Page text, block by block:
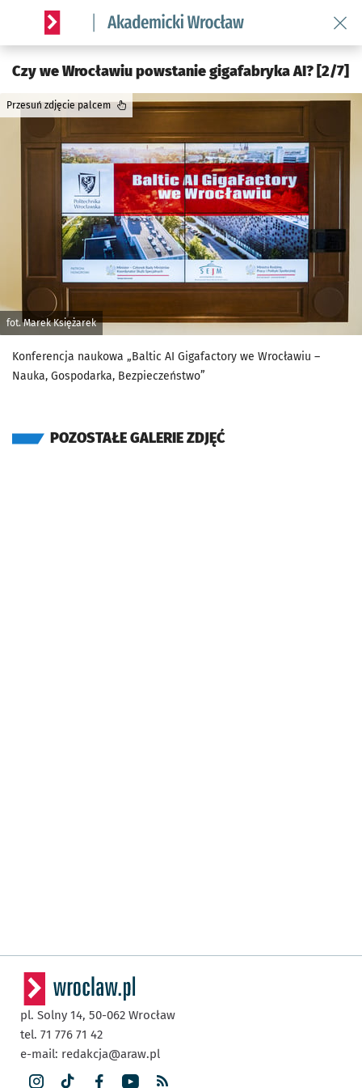
Serwis informacyjny wroclaw.pl podserwis: Akademicki
Czy we Wrocławiu powstanie gigafabryka AI? [2/7]
fot. Marek Księżarek
Przesuń zdjęcie palcem
Konferencja naukowa „Baltic AI Gigafactory we Wrocławiu –
Nauka, Gospodarka, Bezpieczeństwo”
POZOSTAŁE GALERIE ZDJĘĆ
pl. Solny 14, 50-062 Wrocław
tel. 71 776 71 42
e-mail: redakcja@araw.pl